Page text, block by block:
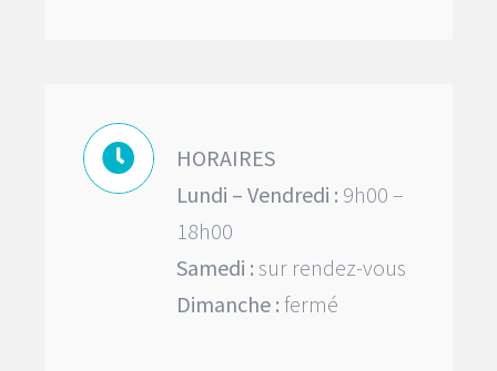
HORAIRES
Lundi – Vendredi : 9h00 –
18h00
Samedi : sur rendez-vous
Dimanche : fermé